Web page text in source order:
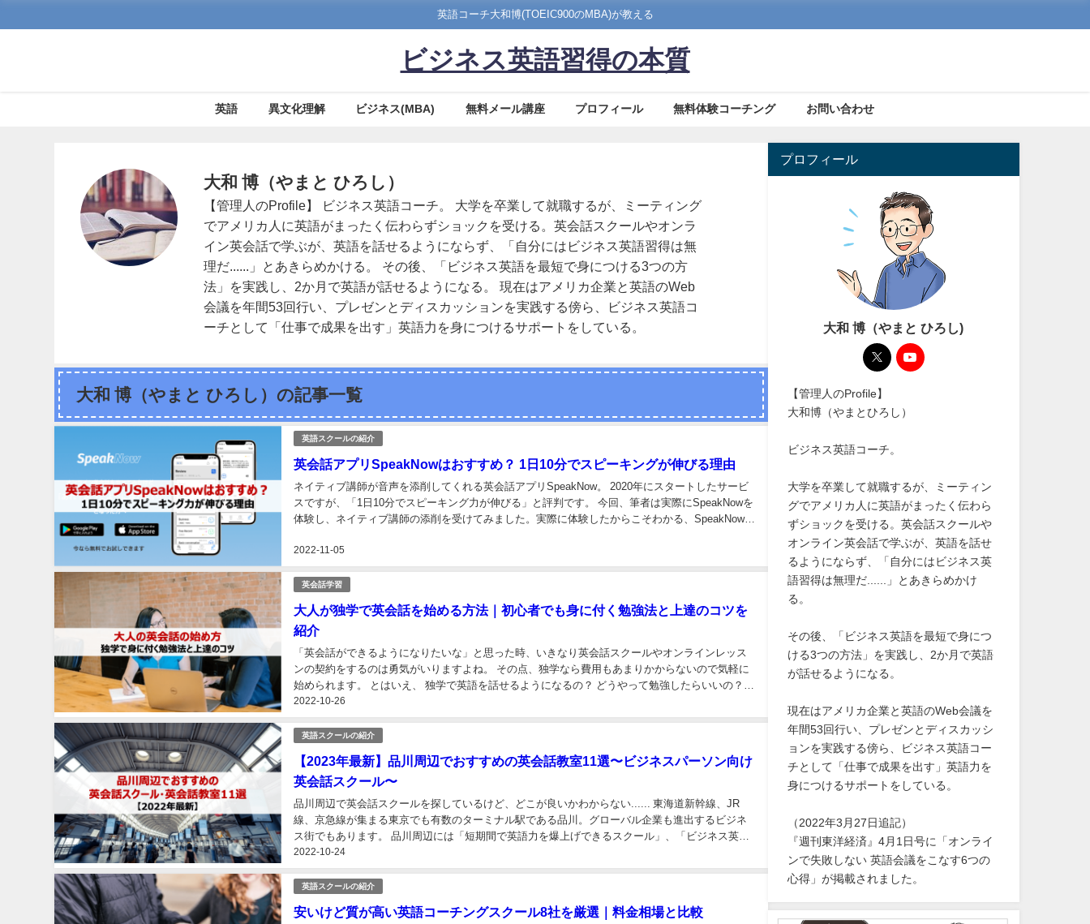
英語コーチ大和博(TOEIC900のMBA)が教える
ビジネス英語習得の本質
英語 異文化理解 ビジネス(MBA) 無料メール講座 プロフィール 無料体験コーチング お問い合わせ
大和 博（やまと ひろし）
【管理人のProfile】 ビジネス英語コーチ。 大学を卒業して就職するが、ミーティング
でアメリカ人に英語がまったく伝わらずショックを受ける。英会話スクールやオンラ
イン英会話で学ぶが、英語を話せるようにならず、「自分にはビジネス英語習得は無
理だ......」とあきらめかける。 その後、「ビジネス英語を最短で身につける3つの方
法」を実践し、2か月で英語が話せるようになる。 現在はアメリカ企業と英語のWeb
会議を年間53回行い、プレゼンとディスカッションを実践する傍ら、ビジネス英語コ
ーチとして「仕事で成果を出す」英語力を身につけるサポートをしている。
大和 博（やまと ひろし）の記事一覧
英語スクールの紹介
英会話アプリSpeakNowはおすすめ？ 1日10分でスピーキングが伸びる理由
2022-11-05
ネイティブ講師が音声を添削してくれる英会話アプリSpeakNow。 2020年にスタートしたサービ
スですが、「1日10分でスピーキング力が伸びる」と評判です。 今回、筆者は実際にSpeakNowを
体験し、ネイティブ講師の添削を受けてみました。実際に体験したからこそわかる、SpeakNowの
英会話学習
大人が独学で英会話を始める方法｜初心者でも身に付く勉強法と上達のコツを
紹介
2022-10-26
「英会話ができるようになりたいな」と思った時、いきなり英会話スクールやオンラインレッス
ンの契約をするのは勇気がいりますよね。 その点、独学なら費用もあまりかからないので気軽に
始められます。 とはいえ、 独学で英語を話せるようになるの？ どうやって勉強したらいいの？
英語スクールの紹介
【2023年最新】品川周辺でおすすめの英会話教室11選〜ビジネスパーソン向け
英会話スクール〜
2022-10-24
品川周辺で英会話スクールを探しているけど、どこが良いかわからない...... 東海道新幹線、JR
線、京急線が集まる東京でも有数のターミナル駅である品川。グローバル企業も進出するビジネ
ス街でもあります。 品川周辺には「短期間で英語力を爆上げできるスクール」、「ビジネス英会
話が身に付くスクール」など多くのビジネスパーソンの...
英語スクールの紹介
安いけど質が高い英語コーチングスクール8社を厳選｜料金相場と比較
プロフィール
大和 博（やまと ひろし)
【管理人のProfile】
大和博（やまとひろし）
ビジネス英語コーチ。
大学を卒業して就職するが、ミーティン
グでアメリカ人に英語がまったく伝わら
ずショックを受ける。英会話スクールや
オンライン英会話で学ぶが、英語を話せ
るようにならず、「自分にはビジネス英
語習得は無理だ......」とあきらめかけ
る。
その後、「ビジネス英語を最短で身につ
ける3つの方法」を実践し、2か月で英語
が話せるようになる。
現在はアメリカ企業と英語のWeb会議を
年間53回行い、プレゼンとディスカッシ
ョンを実践する傍ら、ビジネス英語コー
チとして「仕事で成果を出す」英語力を
身につけるサポートをしている。
（2022年3月27日追記）
『週刊東洋経済』4月1日号に「オンライ
ンで失敗しない 英語会議をこなす6つの
心得」が掲載されました。